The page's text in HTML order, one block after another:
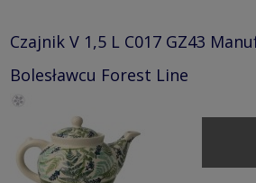
Czajnik V 1,5 L C017 GZ43
Bolesławcu Forest Line